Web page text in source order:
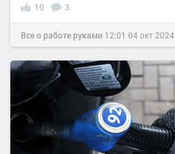
10 3
Все о работе руками 12:01 04 окт 2024